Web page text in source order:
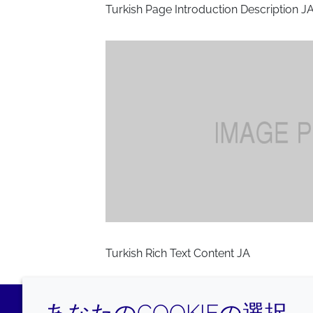
Turkish Page Introduction Description
Turkish Rich Text Content JA